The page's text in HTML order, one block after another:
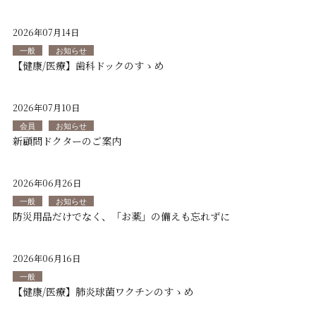
2026年07月14日
一般 お知らせ
【健康/医療】歯科ドックのすゝめ
2026年07月10日
会員 お知らせ
新顧問ドクターのご案内
2026年06月26日
一般 お知らせ
防災用品だけでなく、「お薬」の備えも忘れずに
2026年06月16日
一般
【健康/医療】肺炎球菌ワクチンのすゝめ